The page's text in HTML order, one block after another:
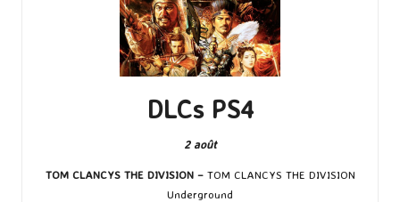
DLCs PS4
2 août
TOM CLANCYS THE DIVISION – TOM CLANCYS THE DIVISION
Underground